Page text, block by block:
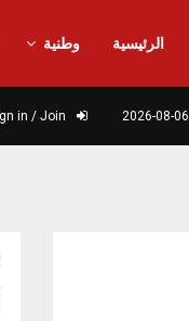
الرئيسية وطنية
2026-08-06